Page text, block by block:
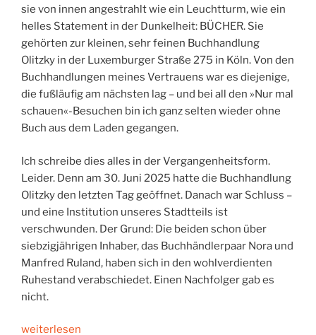
sie von innen angestrahlt wie ein Leuchtturm, wie ein
helles Statement in der Dunkelheit: BÜCHER. Sie
gehörten zur kleinen, sehr feinen Buchhandlung
Olitzky in der Luxemburger Straße 275 in Köln. Von den
Buchhandlungen meines Vertrauens war es diejenige,
die fußläufig am nächsten lag – und bei all den »Nur mal
schauen«-Besuchen bin ich ganz selten wieder ohne
Buch aus dem Laden gegangen.
Ich schreibe dies alles in der Vergangenheitsform.
Leider. Denn am 30. Juni 2025 hatte die Buchhandlung
Olitzky den letzten Tag geöffnet. Danach war Schluss –
und eine Institution unseres Stadtteils ist
verschwunden. Der Grund: Die beiden schon über
siebzigjährigen Inhaber, das Buchhändlerpaar Nora und
Manfred Ruland, haben sich in den wohlverdienten
Ruhestand verabschiedet. Einen Nachfolger gab es
nicht.
„Abschied
weiterlesen